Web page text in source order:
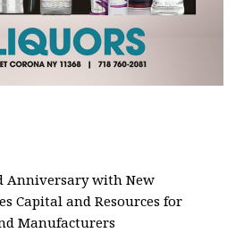
Anniversary with New
Capital and Resources for
Manufacturers